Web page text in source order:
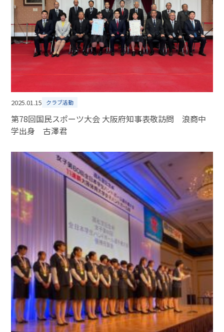
2025.01.15 クラブ活動
第78回国民スポーツ大会 大阪府知事表敬訪問 浪商中
学出身 古澤君